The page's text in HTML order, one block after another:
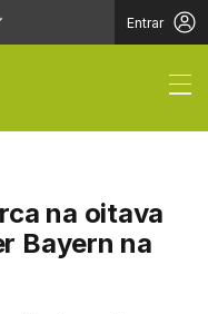
Entrar
na oitava
Bayern na